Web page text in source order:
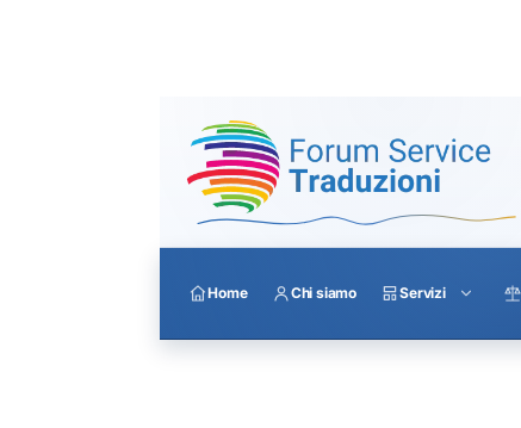
Home Chi siamo Servizi